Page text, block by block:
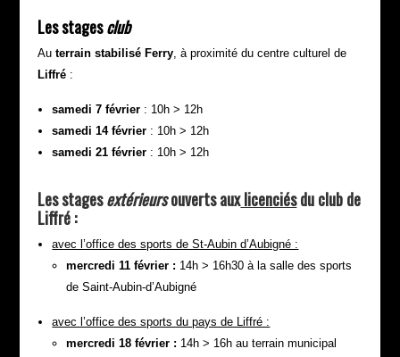
Les stagesclub
Auterrain stabilisé Ferry, à proximité du centre culturel de
Liffré :
samedi 7 février : 10h > 12h
samedi 14 février : 10h > 12h
samedi 21 février : 10h > 12h
Les stagesextérieursouverts auxlicenciésdu club de
Liffré :
avec l’office des sports de St-Aubin d’Aubigné :
mercredi 11 février : 14h > 16h30 à la salle des sports
de Saint-Aubin-d’Aubigné
avec l’office des sports du pays de Liffré :
mercredi 18 février : 14h > 16h au terrain municipal